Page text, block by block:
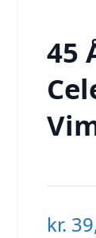
45
kr.